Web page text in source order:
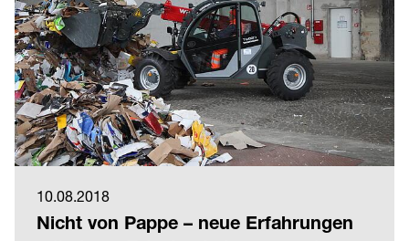
10.08.2018
Nicht von Pappe – neue Erfahrungen